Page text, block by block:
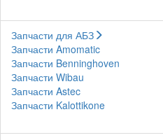
Запчасти для АБЗ
Запчасти Amomatic
Запчасти Benninghoven
Запчасти Wibau
Запчасти Astec
Запчасти Kalottikone